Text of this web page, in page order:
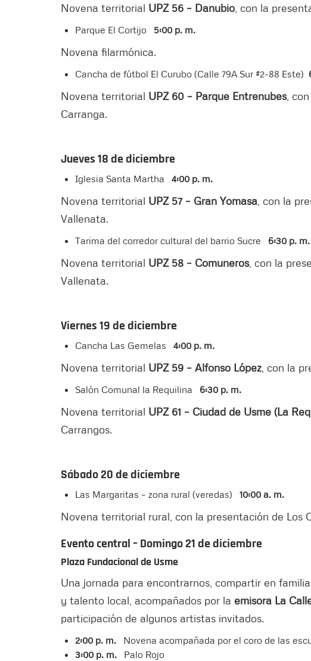
Novena territorial UPZ 56 – Danubio , con la
Parque El Cortijo 5:00 p. m.
Novena filarmónica.
Cancha de fútbol El Curubo (Calle 79A Sur #2-88 Este)
Novena territorial UPZ 60 – Parque Entrenubes,
Carranga.
Jueves 18 de diciembre
Iglesia Santa Martha 4:00 p. m.
Novena territorial UPZ 57 – Gran Yomasa , con la
Vallenata.
Tarima del corredor cultural del barrio Sucre 6:30 p. m.
Novena territorial UPZ 58 – Comuneros, con la
Vallenata.
Viernes 19 de diciembre
Cancha Las Gemelas 4:00 p. m.
Novena territorial UPZ 59 – Alfonso López , con la
Salón Comunal la Requilina 6:30 p. m.
Novena territorial UPZ 61 – Ciudad de Usme (La
Carrangos.
Sábado 20 de diciembre
Las Margaritas – zona rural (veredas) 10:00 a. m.
Novena territorial rural, con la presentación de Los
Evento central – Domingo 21 de diciembre
Plaza Fundacional de Usme
Una jornada para encontrarnos, compartir en
y talento local, acompañados por la emisora La
participación de algunos artistas invitados.
2:00 p. m.
Novena acompañada por el coro de las
3:00 p. m.
Palo Rojo